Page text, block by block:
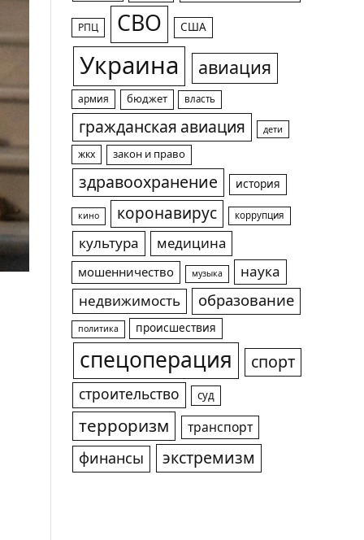
РПЦ СВО США
Украина авиация
армия бюджет власть
гражданская авиация дети
жкх закон и право
здравоохранение история
кино коронавирус коррупция
культура медицина
мошенничество музыка
наука
недвижимость
образование
политика происшествия
спецоперация спорт
строительство суд
терроризм транспорт
финансы экстремизм